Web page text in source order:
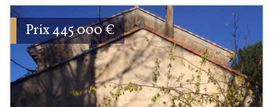
Prix445 000€